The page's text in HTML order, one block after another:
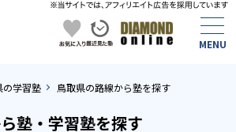
の学習塾 鳥取県の路線から塾を探す
塾・学習塾を探す